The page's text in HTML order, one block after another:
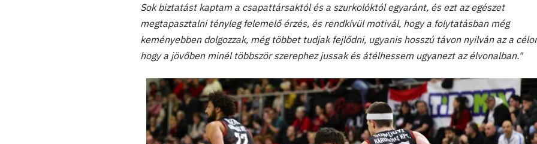
Sok biztatást kaptam a csapattársaktól és a szurkolóktól egyaránt, és ezt az egészet
megtapasztalni tényleg felemelő érzés, és rendkívül motivál, hogy a folytatásban még
keményebben dolgozzak, még többet tudjak fejlődni, ugyanis hosszú távon nyilván az a
hogy a jövőben minél többször szerephez jussak és átélhessem ugyanezt az élvonalban."